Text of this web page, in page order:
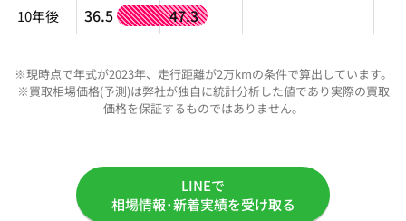
10年後 36.5 47.3
※現時点で年式が2023年、走行距離が2万kmの条件で算出しています。
※買取相場価格(予測)は弊社が独自に統計分析した値であり実際の買取
価格を保証するものではありません。
LINEで
相場情報･新着実績を受け取る